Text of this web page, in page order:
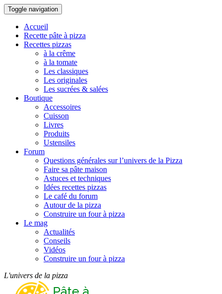
Toggle navigation
Accueil
Recette pâte à pizza
Recettes pizzas
à la crême
à la tomate
Les classiques
Les originales
Les sucrées & salées
Boutique
Accessoires
Cuisson
Livres
Produits
Ustensiles
Forum
Questions générales sur l’univers de la Pizza
Faire sa pâte maison
Astuces et techniques
Idées recettes pizzas
Le café du forum
Autour de la pizza
Construire un four à pizza
Le mag
Actualités
Conseils
Vidéos
Construire un four à pizza
L'univers de la pizza